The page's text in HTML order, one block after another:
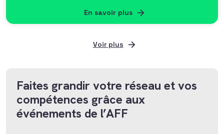
En savoir plus
Voir plus
Faites grandir votre réseau et vos
compétences grâce aux
événements de l’AFF